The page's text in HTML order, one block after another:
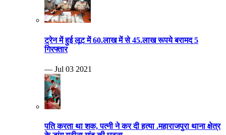
ट्रेन में हुई लूट में 60.लाख में से 45.लाख रूपये बरामद 5
गिरफ्तार
— Jul 03 2021
पति करता था शक, पत्नी ने कर दी हत्या .महाराजपुरा थाना क्षेत्र